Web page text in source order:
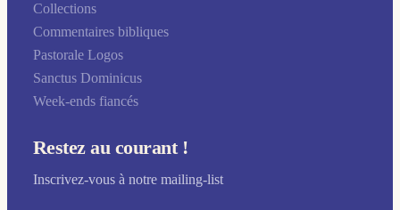
Collections
Commentaires bibliques
Pastorale Logos
Sanctus Dominicus
Week-ends fiancés
Restez au courant !
Inscrivez-vous à notre mailing-list